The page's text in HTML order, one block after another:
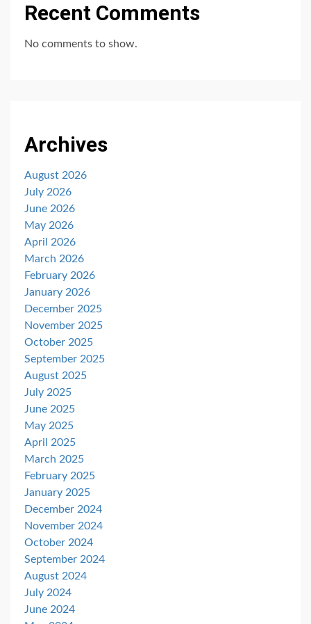
Recent Comments
No comments to show.
Archives
August 2026
July 2026
June 2026
May 2026
April 2026
March 2026
February 2026
January 2026
December 2025
November 2025
October 2025
September 2025
August 2025
July 2025
June 2025
May 2025
April 2025
March 2025
February 2025
January 2025
December 2024
November 2024
October 2024
September 2024
August 2024
July 2024
June 2024